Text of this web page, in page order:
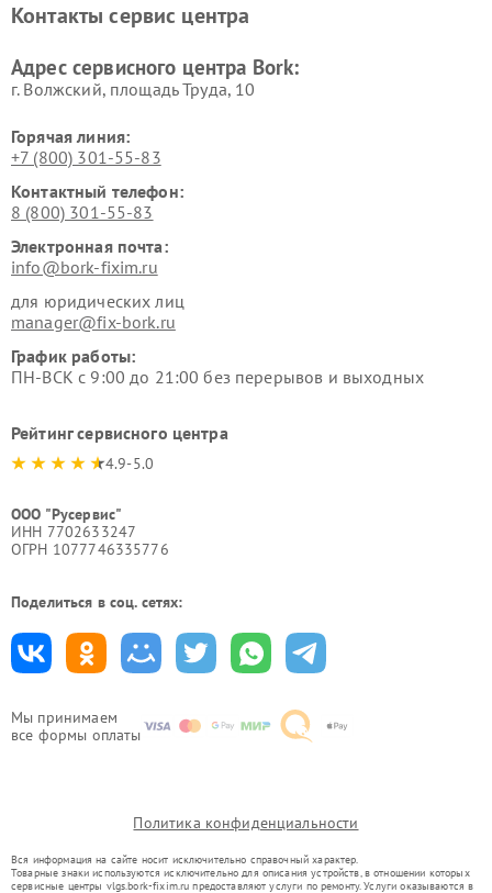
Мы принимаем
все формы оплаты
воздуха Bork
Bork
Bork
Контакты сервис центра
Адрес сервисного центра Bork:
г. Волжский, площадь Труда, 10
Горячая линия:
+7 (800) 301-55-83
Контактный телефон:
8 (800) 301-55-83
Электронная почта:
info@bork-fixim.ru
для юридических лиц
manager@fix-bork.ru
График работы:
ПН-ВСК с 9:00 до 21:00 без перерывов и выходных
Рейтинг сервисного центра
4.9-5.0
ООО "Русервис"
ИНН 7702633247
ОГРН 1077746335776
Поделиться в соц. сетях:
Политика конфиденциальности
Вся информация на сайте носит исключительно справочный характер.
Товарные знаки используются исключительно для описания устройств, в отношении которых
сервисные центры vlgs.bork-fixim.ru предоставляют услуги по ремонту. Услуги оказываются в